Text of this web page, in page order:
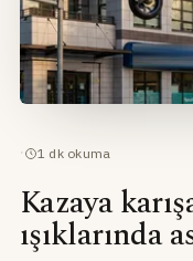
· 1 dk okuma
Kazaya
ışıklarında